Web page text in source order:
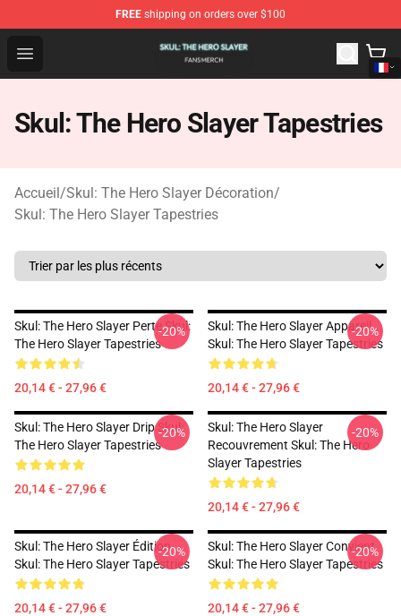
FREE shipping on orders over $100
Open menu
Skul: The Hero Slayer Shop - Official Skul: The Hero
Skul: The Hero Slayer Tapestries
Accueil/Skul: The Hero Slayer Décoration/
Skul: The Hero Slayer Tapestries
Skul: The Hero Slayer Perte Skul:
The Hero Slayer Tapestries
20,14 € - 27,96 €
-20%
Skul: The Hero Slayer Appareil
Skul: The Hero Slayer Tapestries
20,14 € - 27,96 €
-20%
Skul: The Hero Slayer Drip Skul:
The Hero Slayer Tapestries
20,14 € - 27,96 €
-20%
Skul: The Hero Slayer
Recouvrement Skul: The Hero
Slayer Tapestries
20,14 € - 27,96 €
-20%
Skul: The Hero Slayer Édition
Skul: The Hero Slayer Tapestries
20,14 € - 27,96 €
-20%
Skul: The Hero Slayer Convient
Skul: The Hero Slayer Tapestries
20,14 € - 27,96 €
-20%